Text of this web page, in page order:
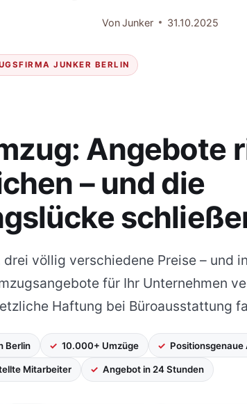
VonJunker 31.10.2025
JUNKER BERLIN
Angebote
– und die
drei völlig verschiedene Preise – und
für Ihr Unternehmen
Haftung bei Büroausstattung
Berlin 10.000+ Umzüge Positionsgenaue
Mitarbeiter Angebot in 24 Stunden